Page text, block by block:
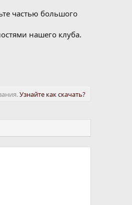
частью большого
нашего клуба.
Узнайте как скачать?